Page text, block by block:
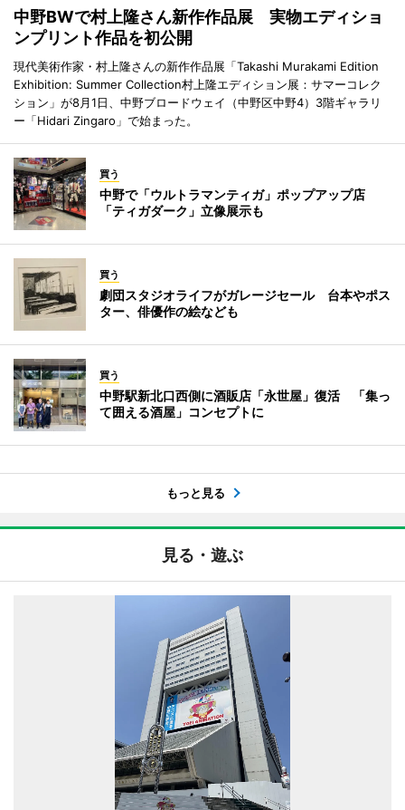
中野BWで村上隆さん新作作品展 実物エディショ
ンプリント作品を初公開
現代美術作家・村上隆さんの新作作品展「Takashi Murakami Edition
Exhibition: Summer Collection村上隆エディション展：サマーコレク
ション」が8月1日、中野ブロードウェイ（中野区中野4）3階ギャラリ
ー「Hidari Zingaro」で始まった。
買う
中野で「ウルトラマンティガ」ポップアップ店
「ティガダーク」立像展示も
買う
劇団スタジオライフがガレージセール 台本やポス
ター、俳優作の絵なども
買う
中野駅新北口西側に酒販店「永世屋」復活 「集っ
て囲える酒屋」コンセプトに
もっと見る
見る・遊ぶ